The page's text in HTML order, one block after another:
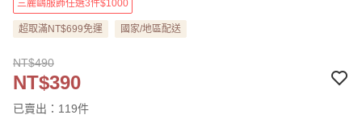
三麗鷗服飾任選3件$1000
超取滿NT$699免運 國家/地區配送
NT$490
NT$390
已賣出：119件